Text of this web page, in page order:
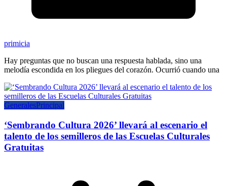
primicia
Hay preguntas que no buscan una respuesta hablada, sino una
melodía escondida en los pliegues del corazón. Ocurrió cuando una
GeneralesPrincipal
‘Sembrando Cultura 2026’ llevará al escenario el
talento de los semilleros de las Escuelas Culturales
Gratuitas